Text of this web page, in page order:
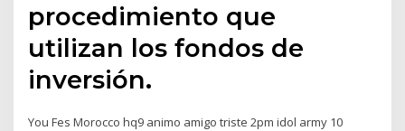
procedimiento que
utilizan los fondos de
inversión.
You Fes Morocco hq9 animo amigo triste 2pm idol army 10